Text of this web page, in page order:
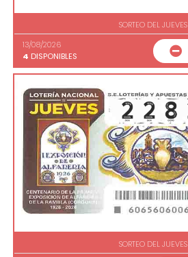
SORTEO DEL JUEVES
13/08/2026
4 DISPONIBLES
SORTEO DEL JUEVES